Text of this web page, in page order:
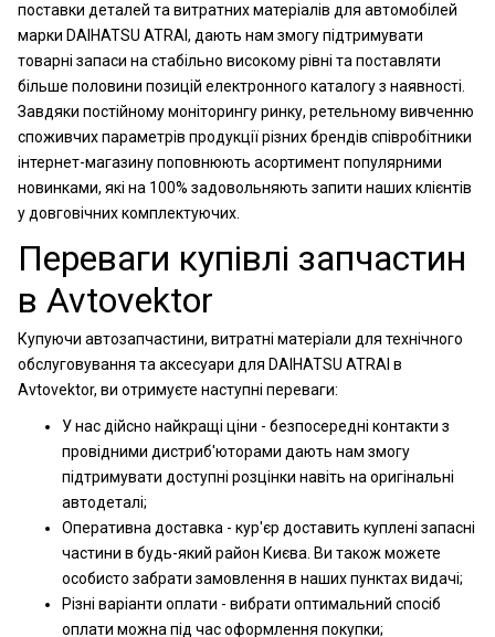
поставки деталей та витратних матеріалів для автомобілей
марки DAIHATSU ATRAI, дають нам змогу підтримувати
товарні запаси на стабільно високому рівні та поставляти
більше половини позицій електронного каталогу з наявності.
Завдяки постійному моніторингу ринку, ретельному вивченню
споживчих параметрів продукції різних брендів співробітники
інтернет-магазину поповнюють асортимент популярними
новинками, які на 100% задовольняють запити наших клієнтів
у довговічних комплектуючих.
Переваги купівлі запчастин
в Avtovektor
Купуючи автозапчастини, витратні матеріали для технічного
обслуговування та аксесуари для DAIHATSU ATRAI в
Avtovektor, ви отримуєте наступні переваги:
У нас дійсно найкращі ціни - безпосередні контакти з
провідними дистриб'юторами дають нам змогу
підтримувати доступні розцінки навіть на оригінальні
автодеталі;
Оперативна доставка - кур'єр доставить куплені запасні
частини в будь-який район Києва. Ви також можете
особисто забрати замовлення в наших пунктах видачі;
Різні варіанти оплати - вибрати оптимальний спосіб
оплати можна під час оформлення покупки;